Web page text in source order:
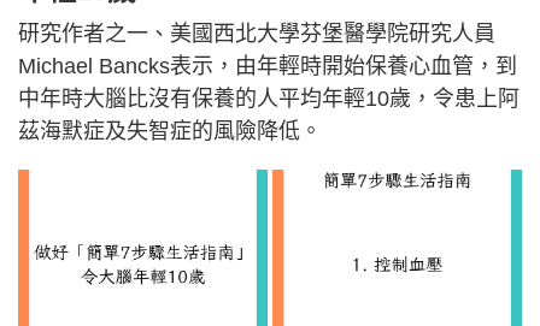
研究作者之一、美國西北大學芬堡醫學院研究人員
Michael Bancks表示，由年輕時開始保養心血管，到
中年時大腦比沒有保養的人平均年輕10歲，令患上阿
茲海默症及失智症的風險降低。